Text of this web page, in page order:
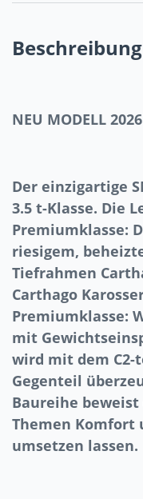
Beschreibung
NEU MODELL
Der einzigartige
3.5 t-Klasse. Die
Premiumklasse:
riesigem,
Tiefrahmen
Carthago
Premiumklasse:
mit
wird mit dem C2-
Gegenteil
Baureihe
Themen Komfort
umsetzen lassen.